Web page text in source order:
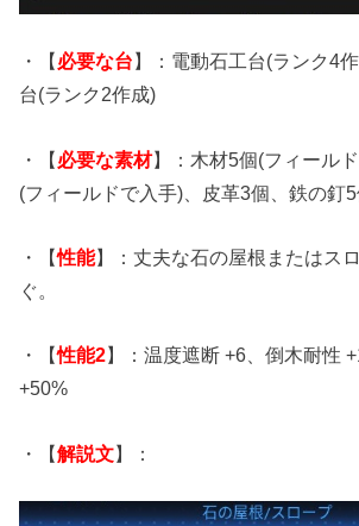
・【必要な台】：電動石工台(ランク4
台(ランク2作成)
・【必要な素材】：木材5個(フィール
(フィールドで入手)、皮革3個、鉄の釘
・【性能】：丈夫な石の屋根またはス
ぐ。
・【性能2】：温度遮断 +6、倒木耐性
+50%
・【解説文】：